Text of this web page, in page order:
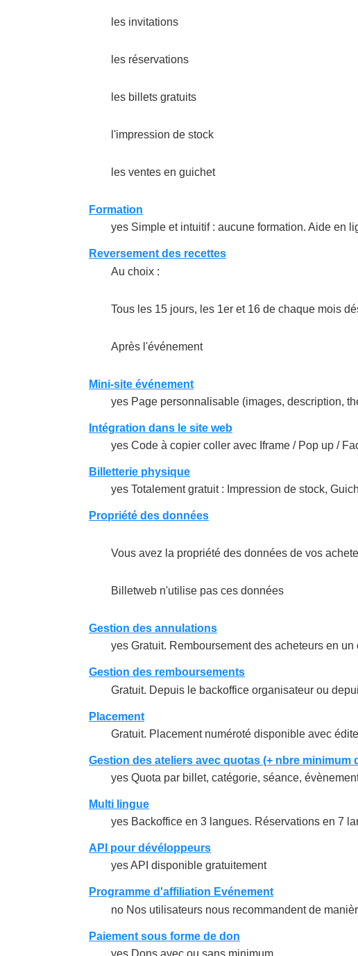
les invitations
les réservations
les billets gratuits
l'impression de stock
les ventes en guichet
Formation
yes Simple et intuitif : aucune formation. Aide en
Reversement des recettes
Au choix :
Tous les 15 jours, les 1er et 16 de chaque mois
Après l'événement
Mini-site événement
yes Page personnalisable (images, description,
Intégration dans le site web
yes Code à copier coller avec Iframe / Pop up /
Billetterie physique
yes Totalement gratuit : Impression de stock,
Propriété des données
Vous avez la propriété des données de vos
Billetweb n'utilise pas ces données
Gestion des annulations
yes Gratuit. Remboursement des acheteurs en un
Gestion des remboursements
Gratuit. Depuis le backoffice organisateur ou
Placement
Gratuit. Placement numéroté disponible avec
Gestion des ateliers avec quotas (+ nbre minimum
yes Quota par billet, catégorie, séance,
Multi lingue
yes Backoffice en 3 langues. Réservations en 7
API pour dévéloppeurs
yes API disponible gratuitement
Programme d'affiliation Evénement
no Nos utilisateurs nous recommandent de
Paiement sous forme de don
yes Dons avec ou sans minimum